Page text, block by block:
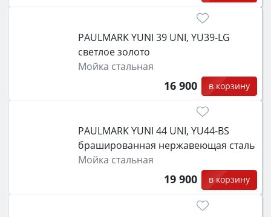
PAULMARK YUNI 39 UNI, YU39-LG
светлое золото
Мойка стальная
16 900 в корзину
PAULMARK YUNI 44 UNI, YU44-BS
брашированная нержавеющая сталь
Мойка стальная
19 900 в корзину